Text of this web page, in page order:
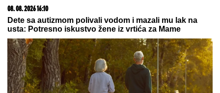
23. 07. 2026 12:47
Letnje večeri u gradu više nisu rezervisane za vikend:
Zašto sve više ljudi bira večeru koja se spontano
pretvori u druženje